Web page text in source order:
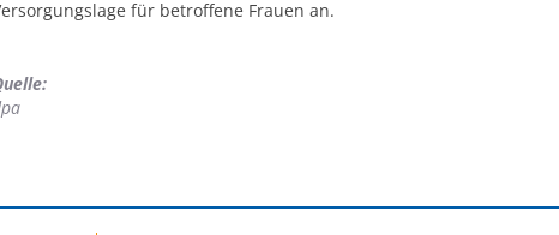
für betroffene Frauen an.